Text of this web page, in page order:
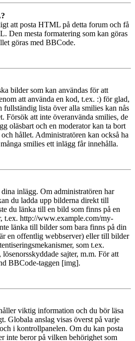
att posta HTML på detta forum och få
Den mesta formatering som kan göras
göras med BBCode.
bilder som kan användas för att
att använda en kod, t.ex. :) för glad,
fullständig lista över alla smilies kan nås
Försök att inte överanvända smilies, de
oläsbart och en moderator kan ta bort
hållet. Administratören kan också ha
smilies ett inlägg får innehålla.
inlägg. Om administratören har
du ladda upp bilderna direkt till
du länka till en bild som finns på en
t.ex. http://www.example.com/my-
länka till bilder som bara finns på din
en offentlig webbserver) eller till bilder
som t.ex.
sajter, m.m. För att
BBCode-taggen [img].
viktig information och du bör läsa
Globala anslag visas överst på varje
i kontrollpanelen. Om du kan posta
inte beror på vilken behörighet som